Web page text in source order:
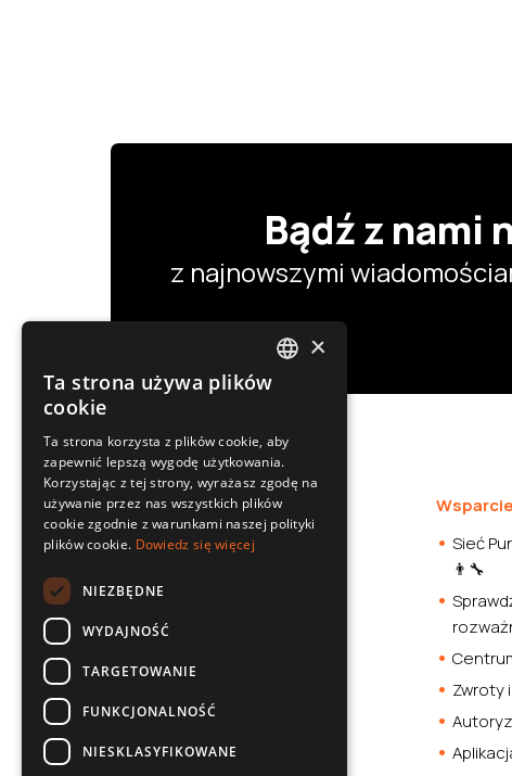
Bądź z nami
z najnowszymi
Oferta
Kamery samochodowe
Stacja zasilania
Sklep
Wsparcie
Sieć
👨‍🔧
Zwroty
ENGLISH
×
Ta strona używa plików
cookie
Ta strona korzysta z plików cookie, aby
zapewnić lepszą wygodę użytkowania.
Korzystając z tej strony, wyrażasz zgodę na
używanie przez nas wszystkich plików
cookie zgodnie z warunkami naszej polityki
plików cookie. Dowiedz się więcej
NIEZBĘDNE
WYDAJNOŚĆ
TARGETOWANIE
FUNKCJONALNOŚĆ
NIESKLASYFIKOWANE